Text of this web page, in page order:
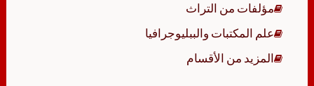
مؤلفات من التراث
علم المكتبات والببليوجرافيا
المزيد من الأقسام